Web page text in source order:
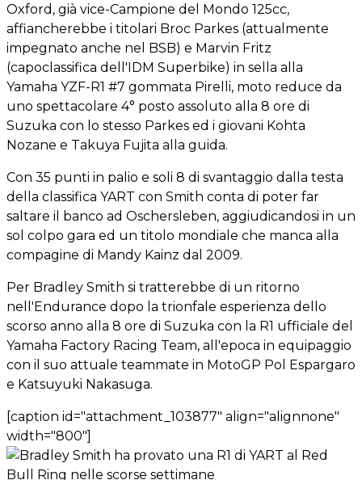
Oxford, già vice-Campione del Mondo 125cc,
affiancherebbe i titolari Broc Parkes (attualmente
impegnato anche nel BSB) e Marvin Fritz
(capoclassifica dell'IDM Superbike) in sella alla
Yamaha YZF-R1 #7 gommata Pirelli, moto reduce da
uno spettacolare 4° posto assoluto alla 8 ore di
Suzuka con lo stesso Parkes ed i giovani Kohta
Nozane e Takuya Fujita alla guida.
Con 35 punti in palio e soli 8 di svantaggio dalla testa
della classifica YART con Smith conta di poter far
saltare il banco ad Oschersleben, aggiudicandosi in un
sol colpo gara ed un titolo mondiale che manca alla
compagine di Mandy Kainz dal 2009.
Per Bradley Smith si tratterebbe di un ritorno
nell'Endurance dopo la trionfale esperienza dello
scorso anno alla 8 ore di Suzuka con la R1 ufficiale del
Yamaha Factory Racing Team, all'epoca in equipaggio
con il suo attuale teammate in MotoGP Pol Espargaro
e Katsuyuki Nakasuga.
[caption id="attachment_103877" align="alignnone"
width="800"]